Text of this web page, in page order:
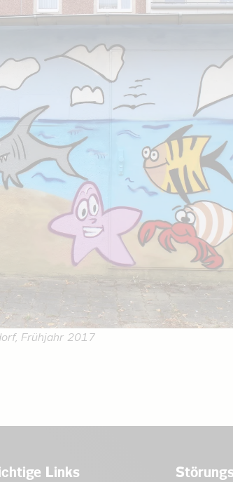
Frühjahr 2017
Links